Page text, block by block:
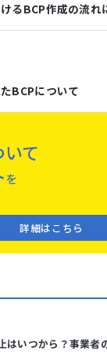
るBCP作成の流れ
BCPについて
て
を
詳細はこちら
はいつから？事業者